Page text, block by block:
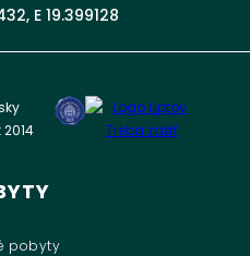
E 19.399128
pobyty